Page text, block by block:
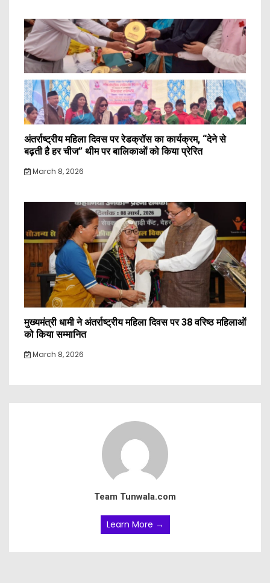
अंतर्राष्ट्रीय महिला दिवस पर रेडक्रॉस का कार्यक्रम, “देने से
बढ़ती है हर चीज” थीम पर बालिकाओं को किया प्रेरित
March 8, 2026
मुख्यमंत्री धामी ने अंतर्राष्ट्रीय महिला दिवस पर 38 वरिष्ठ महिलाओं
को किया सम्मानित
March 8, 2026
Team Tunwala.com
Learn More →